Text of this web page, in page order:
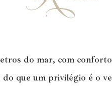
etros do mar, com conforto
do que um privilégio é o ve